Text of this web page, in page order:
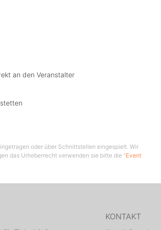
an den Veranstalter
oder über Schnittstellen eingespielt. Wir
das Urheberrecht verwenden sie bitte die "Event
KONTAKT